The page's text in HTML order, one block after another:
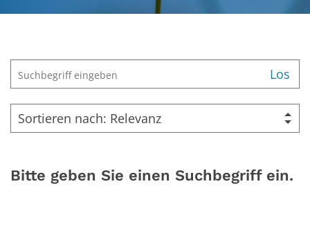
Suche Los
Bitte geben Sie einen Suchbegriff ein.